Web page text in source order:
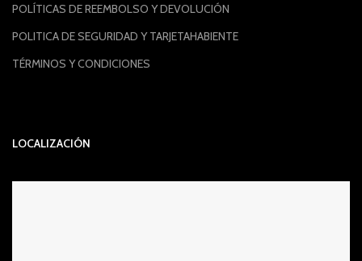
POLÍTICAS DE REEMBOLSO Y DEVOLUCIÓN
POLITICA DE SEGURIDAD Y TARJETAHABIENTE
TÉRMINOS Y CONDICIONES
LOCALIZACIÓN